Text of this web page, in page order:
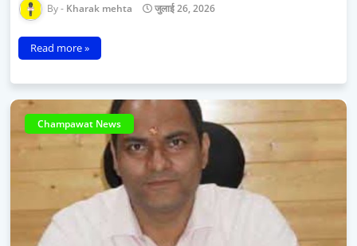
Kharak mehta जुलाई 26, 2026
Read more »
Champawat News